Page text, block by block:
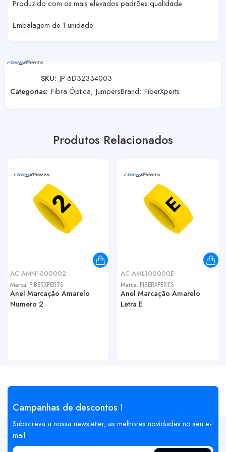
Produzido com os mais elevados padrões qualidade
Embalagem de 1 unidade
SKU: JP-6D32334003
Categorias: Fibra Óptica, JumpersBrand: FiberXperts
Produtos Relacionados
AC-AMN1000002
Marca: FIBERXPERTS
Anel Marcação Amarelo
Numero 2
AC-AML100000E
Marca: FIBERXPERTS
Anel Marcação Amarelo
Letra E
Campanhas de descontos !
Subscreva a nossa newsletter, as melhores novidades no seu e-
mail